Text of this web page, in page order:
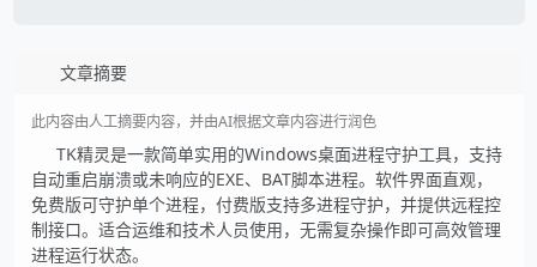
文章摘要
此内容由人工摘要内容，并由AI根据文章内容进行润色
TK精灵是一款简单实用的Windows桌面进程守护工具，支持
自动重启崩溃或未响应的EXE、BAT脚本进程。软件界面直观，
免费版可守护单个进程，付费版支持多进程守护，并提供远程控
制接口。适合运维和技术人员使用，无需复杂操作即可高效管理
进程运行状态。